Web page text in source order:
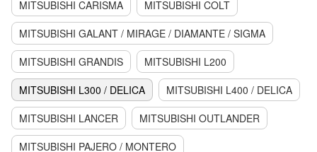
MITSUBISHI CARISMA
MITSUBISHI COLT
MITSUBISHI GALANT / MIRAGE / DIAMANTE / SIGMA
MITSUBISHI GRANDIS
MITSUBISHI L200
MITSUBISHI L300 / DELICA
MITSUBISHI L400 / DELICA
MITSUBISHI LANCER
MITSUBISHI OUTLANDER
MITSUBISHI PAJERO / MONTERO